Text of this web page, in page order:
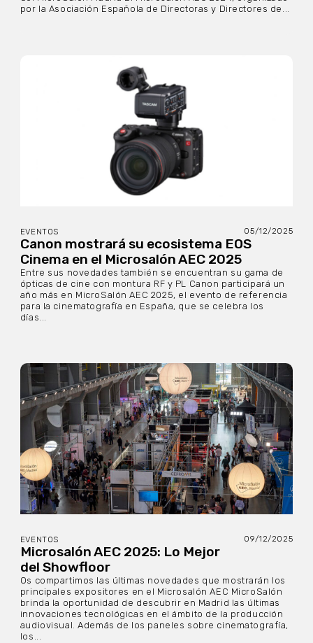
por la Asociación Española de Directoras y Directores de...
EVENTOS 05/12/2025
Canon mostrará su ecosistema EOS
Cinema en el Microsalón AEC 2025
Entre sus novedades también se encuentran su gama de
ópticas de cine con montura RF y PL Canon participará un
año más en MicroSalón AEC 2025, el evento de referencia
para la cinematografía en España, que se celebra los
días...
EVENTOS 09/12/2025
Microsalón AEC 2025: Lo Mejor
del Showfloor
Os compartimos las últimas novedades que mostrarán los
principales expositores en el Microsalón AEC MicroSalón
brinda la oportunidad de descubrir en Madrid las últimas
innovaciones tecnológicas en el ámbito de la producción
audiovisual. Además de los paneles sobre cinematografía,
los...